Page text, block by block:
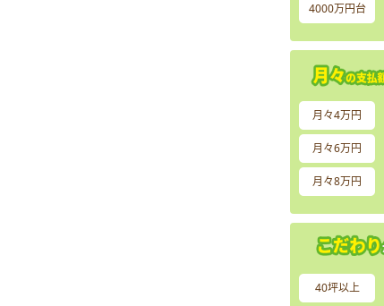
4000万円台
月々4万円
月々6万円
月々8万円
40坪以上